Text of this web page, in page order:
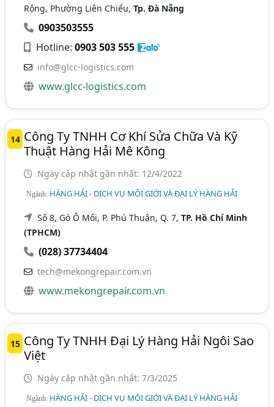
Rộng, Phường Liên Chiểu,Tp. Đà Nẵng
0903503555
Hotline:0903 503 555
info@glcc-logistics.com
www.glcc-logistics.com
14 Công Ty TNHH Cơ Khí Sửa Chữa Và Kỹ
Thuật Hàng Hải Mê Kông
Ngày cập nhật gần nhất: 12/4/2022
Ngành: HÀNG HẢI - DỊCH VỤ MÔI GIỚI VÀ ĐẠI LÝ HÀNG HẢI
Số 8, Gò Ô Môi, P. Phú Thuận, Q. 7,TP. Hồ Chí Minh
(TPHCM)
(028) 37734404
tech@mekongrepair.com.vn
www.mekongrepair.com.vn
15 Công Ty TNHH Đại Lý Hàng Hải Ngôi Sao
Việt
Ngày cập nhật gần nhất: 7/3/2025
Ngành: HÀNG HẢI - DỊCH VỤ MÔI GIỚI VÀ ĐẠI LÝ HÀNG HẢI